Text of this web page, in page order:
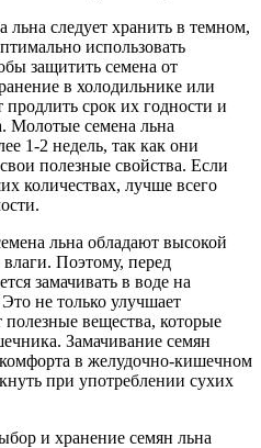
льна следует хранить в темном,
использовать
защитить семена от
в холодильнике или
срок их годности и
Молотые семена льна
1-2 недель, так как они
полезные свойства. Если
количествах, лучше всего
льна обладают высокой
Поэтому, перед
замачивать в воде на
не только улучшает
полезные вещества, которые
Замачивание семян
в желудочно-кишечном
при употреблении сухих
и хранение семян льна